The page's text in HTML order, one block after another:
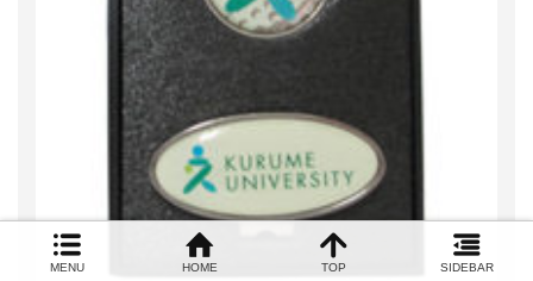
MENU HOME TOP SIDEBAR